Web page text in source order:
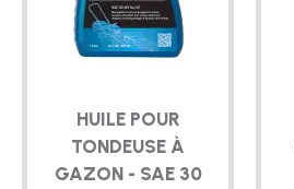
HUILE POUR
TONDEUSE À
GAZON - SAE 30